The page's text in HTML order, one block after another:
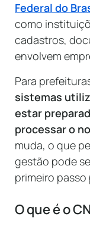
Federal do
como
cadastros,
envolvem
Para
sistemas
estar
processar o
muda, o que
gestão pode
primeiro
O que é o